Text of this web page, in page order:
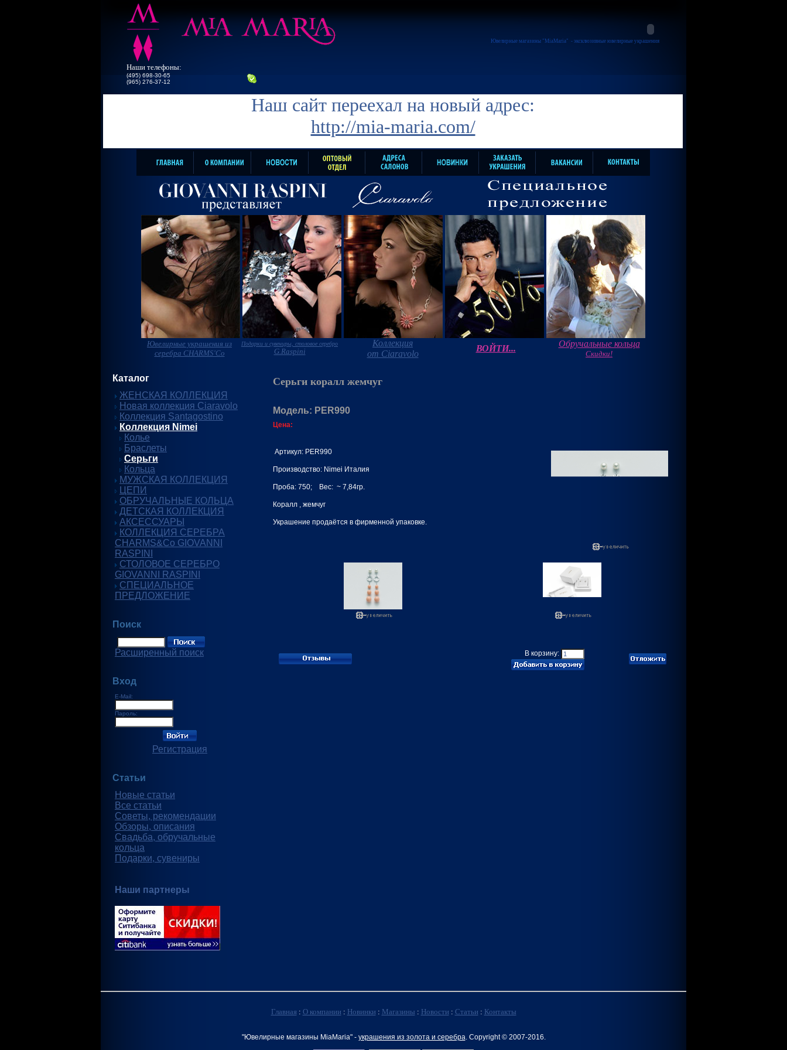
Ювелирные магазины "MiaMaria" - эксклюзивные ювелирные украшения
Наши телефоны:
(495) 698-30-65
(965) 276-37-12
Наш сайт переехал на новый адрес:
http://mia-maria.com/
Ювелирные украшения из
серебра CHARMS'Co
Подарки и сувениры, столовое серебро
G.Raspini
Коллекция
от Ciaravolo
ВОЙТИ... Обручальные кольца
Скидки!
Каталог
ЖЕНСКАЯ КОЛЛЕКЦИЯ
Новая коллекция Ciaravolo
Коллекция Santagostino
Коллекция Nimei
Колье
Браслеты
Серьги
Кольца
МУЖСКАЯ КОЛЛЕКЦИЯ
ЦЕПИ
ОБРУЧАЛЬНЫЕ КОЛЬЦА
ДЕТСКАЯ КОЛЛЕКЦИЯ
АКСЕССУАРЫ
КОЛЛЕКЦИЯ СЕРЕБРА
CHARMS&Co GIOVANNI
RASPINI
СТОЛОВОЕ СЕРЕБРО
GIOVANNI RASPINI
СПЕЦИАЛЬНОЕ
ПРЕДЛОЖЕНИЕ
Поиск
Расширенный поиск
Вход
E-Mail:
Пароль:
Регистрация
Статьи
Новые статьи
Все статьи
Советы, рекомендации
Обзоры, описания
Свадьба, обручальные
кольца
Подарки, сувениры
Наши партнеры
Серьги коралл жемчуг
Модель: PER990
Цена:
Артикул: PER990
Производство: Nimei Италия
Проба: 750; Вес: ~ 7,84гр.
Коралл , жемчуг
Украшение продаётся в фирменной упаковке.
В корзину:
Главная : О компании : Новинки : Магазины : Новости : Статьи : Контакты
"Ювелирные магазины MiaMaria" - украшения из золота и серебра. Copyright © 2007-2016.